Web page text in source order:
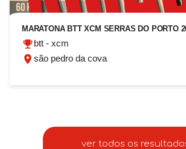
MARATONA BTT XCM SERRAS DO PORTO
btt - xcm
são pedro da cova
ver todos os